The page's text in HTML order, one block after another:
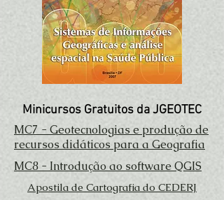
Minicursos Gratuitos da JGEOTEC
MC7 - Geotecnologias e produção de
recursos didáticos para a Geografia
MC8 - Introdução ao software QGIS
Apostila de Cartografia do CEDERJ